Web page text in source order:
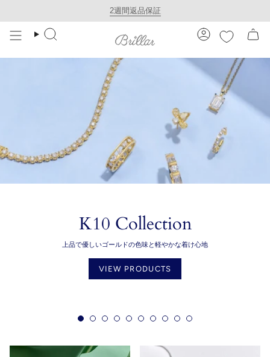
to
content
2週間返品保証
検
ア
ウ
ト
K10 Collection
上品で優しいゴールドの色味と軽やかな着け心地
VIEW PRODUCTS